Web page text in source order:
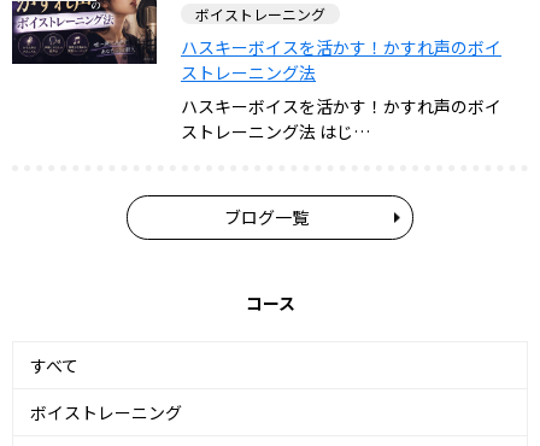
ボイストレーニング
ハスキーボイスを活かす！かすれ声のボイ
ストレーニング法
ハスキーボイスを活かす！かすれ声のボイ
ストレーニング法 はじ…
ブログ一覧
コース
すべて
ボイストレーニング